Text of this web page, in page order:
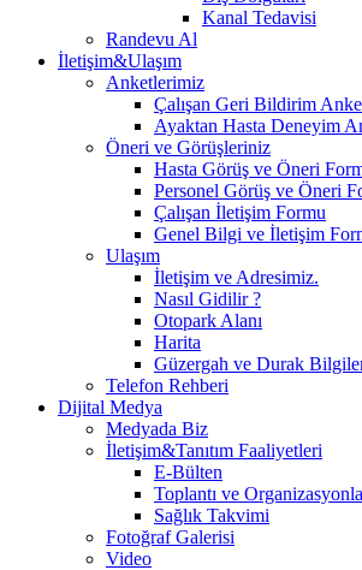
Kanal Tedavisi
Randevu Al
İletişim&Ulaşım
Anketlerimiz
Çalışan Geri Bildirim
Ayaktan Hasta Deneyim
Öneri ve Görüşleriniz
Hasta Görüş ve Öneri
Personel Görüş ve Öneri
Çalışan İletişim Formu
Genel Bilgi ve İletişim
Ulaşım
İletişim ve Adresimiz.
Nasıl Gidilir ?
Otopark Alanı
Harita
Güzergah ve Durak
Telefon Rehberi
Dijital Medya
Medyada Biz
İletişim&Tanıtım Faaliyetleri
E-Bülten
Toplantı ve
Sağlık Takvimi
Fotoğraf Galerisi
Video